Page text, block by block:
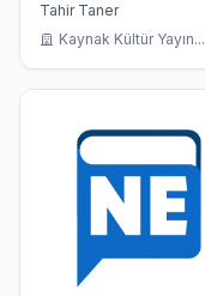
Tahir Taner
Kaynak Kültür Yayın...